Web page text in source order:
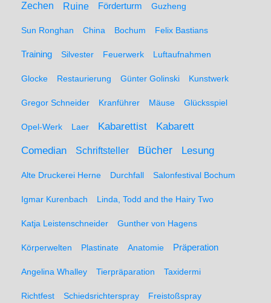
Zechen Ruine Förderturm Guzheng
Sun Ronghan China Bochum Felix Bastians
Training Silvester Feuerwerk Luftaufnahmen
Glocke Restaurierung Günter Golinski Kunstwerk
Gregor Schneider Kranführer Mäuse Glücksspiel
Opel-Werk Laer Kabarettist
Kabarett
Comedian
Schriftsteller Bücher Lesung
Alte Druckerei Herne Durchfall Salonfestival Bochum
Igmar Kurenbach Linda, Todd and the Hairy Two
Katja Leistenschneider Gunther von Hagens
Körperwelten Plastinate Anatomie Präperation
Angelina Whalley Tierpräparation Taxidermi
Richtfest Schiedsrichterspray Freistoßspray